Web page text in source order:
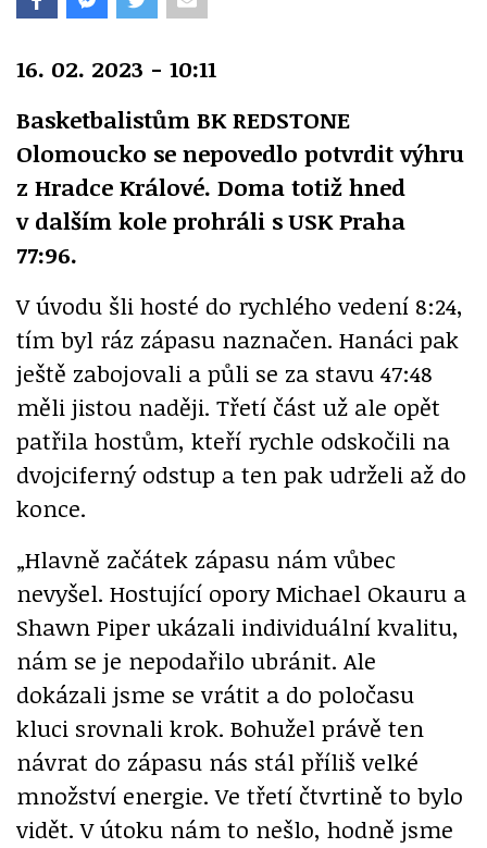
16. 02. 2023 - 10:11
Basketbalistům BK REDSTONE
Olomoucko se nepovedlo potvrdit výhru
z Hradce Králové. Doma totiž hned
v dalším kole prohráli s USK Praha
77:96.
V úvodu šli hosté do rychlého vedení 8:24,
tím byl ráz zápasu naznačen. Hanáci pak
ještě zabojovali a půli se za stavu 47:48
měli jistou naději. Třetí část už ale opět
patřila hostům, kteří rychle odskočili na
dvojciferný odstup a ten pak udrželi až do
konce.
„Hlavně začátek zápasu nám vůbec
nevyšel. Hostující opory Michael Okauru a
Shawn Piper ukázali individuální kvalitu,
nám se je nepodařilo ubránit. Ale
dokázali jsme se vrátit a do poločasu
kluci srovnali krok. Bohužel právě ten
návrat do zápasu nás stál příliš velké
množství energie. Ve třetí čtvrtině to bylo
vidět. V útoku nám to nešlo, hodně jsme